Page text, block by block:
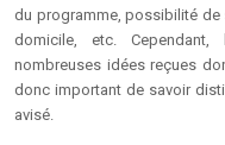
du programme, possibilité
domicile, etc. Cependant,
nombreuses idées reçues
donc important de savoir
avisé.